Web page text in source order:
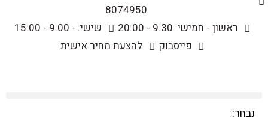
8074950
ראשון - חמישי: 9:30 - 20:00
שישי: - 9:00 - 15:00
פייסבוק
להצעת מחיר אישית
נבחר: